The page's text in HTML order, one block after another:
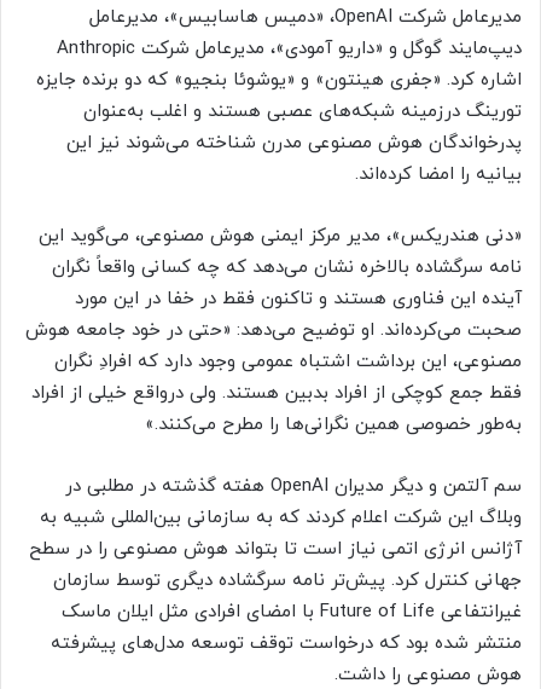
مدیرعامل شرکت OpenAI، «دمیس هاسابیس»، مدیرعامل
دیپ‌مایند گوگل و «داریو آمودی»، مدیرعامل شرکت Anthropic
اشاره کرد. «جفری هینتون» و «یوشوئا بنجیو» که دو برنده جایزه
تورینگ در‌زمینه شبکه‌های عصبی هستند و اغلب به‌عنوان
پدرخواندگان هوش مصنوعی مدرن شناخته می‌شوند نیز این
بیانیه را امضا کرده‌اند.
«دنی هندریکس»، مدیر مرکز ایمنی هوش مصنوعی، می‌گوید این
نامه سرگشاده بالاخره نشان می‌دهد که چه کسانی واقعاً نگران
آینده این فناوری هستند و تاکنون فقط در خفا در این مورد
صحبت می‌کرده‌اند. او توضیح می‌دهد: «حتی در خود جامعه هوش
مصنوعی، این برداشت اشتباه عمومی وجود دارد که افرادِ نگران
فقط جمع کوچکی از افراد بدبین هستند. ولی درواقع خیلی از افراد
به‌طور خصوصی همین نگرانی‌ها را مطرح می‌کنند.»
سم آلتمن و دیگر مدیران OpenAI هفته گذشته در مطلبی در
وبلاگ این شرکت اعلام کردند که به سازمانی بین‌المللی شبیه به
آژانس انرژی اتمی نیاز است تا بتواند هوش مصنوعی را در سطح
جهانی کنترل کرد. پیش‌تر نامه سرگشاده دیگری توسط سازمان
غیرانتفاعی Future of Life با امضای افرادی مثل ایلان ماسک
منتشر شده بود که درخواست توقف توسعه مدل‌های پیشرفته
هوش مصنوعی را داشت.